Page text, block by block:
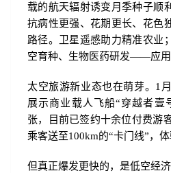
载的航天辐射诱变月季种子顺
抗病性更强、花期更长、花色
路径。卫星遥感助力精准农业
空育种、生物医药研发——应用
太空旅游新业态也在萌芽。1
展示商业载人飞船“穿越者壹
张，目前已签约十余位付费游
乘客送至100km的“卡门线”，体
但真正爆发更快的，是低空经济